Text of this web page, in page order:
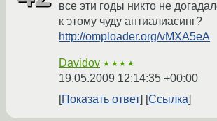
все эти годы никто не
к этому чуду антиалиасинг?
http://omploader.org/vMXA5eA
Davidov ★★★★
19.05.2009 12:14:35 +00:00
Показать ответ
Ссылка